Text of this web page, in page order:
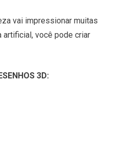
vai impressionar muitas
você pode criar
3D: